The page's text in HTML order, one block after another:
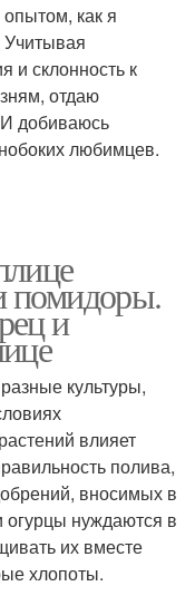
опытом, как я
Учитывая
и склонность к
отдаю
добиваюсь
любимцев.
помидоры.
и
культуры,
влияет
полива,
вносимых в
огурцы нуждаются в
их вместе
хлопоты.